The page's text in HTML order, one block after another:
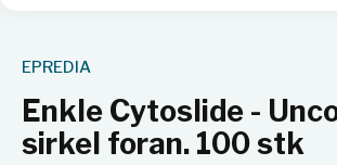
EPREDIA
Enkle Cytoslide -
sirkel foran. 100 stk